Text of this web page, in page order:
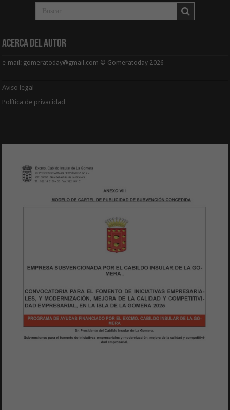
Acerca del Autor
e-mail: gomeratoday@gmail.com © Gomeratoday 2026
Aviso legal
Política de privacidad